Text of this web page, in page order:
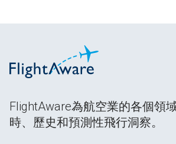
FlightAware為航空業的各個領
時、歷史和預測性飛行洞察。